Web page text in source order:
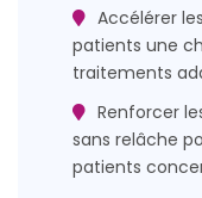
Accélérer
patients une
traitements
Renforcer
sans relâche
patients